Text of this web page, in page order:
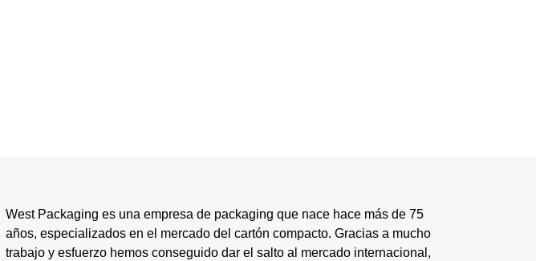
West Packaging es una empresa de packaging que nace hace más de 75
años, especializados en el mercado del cartón compacto. Gracias a mucho
trabajo y esfuerzo hemos conseguido dar el salto al mercado internacional,